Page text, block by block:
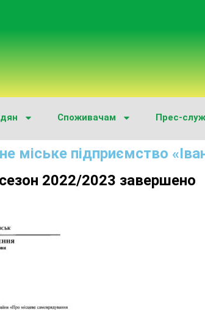
Споживачам Прес-
міське підприємство
2022/2023 завершено